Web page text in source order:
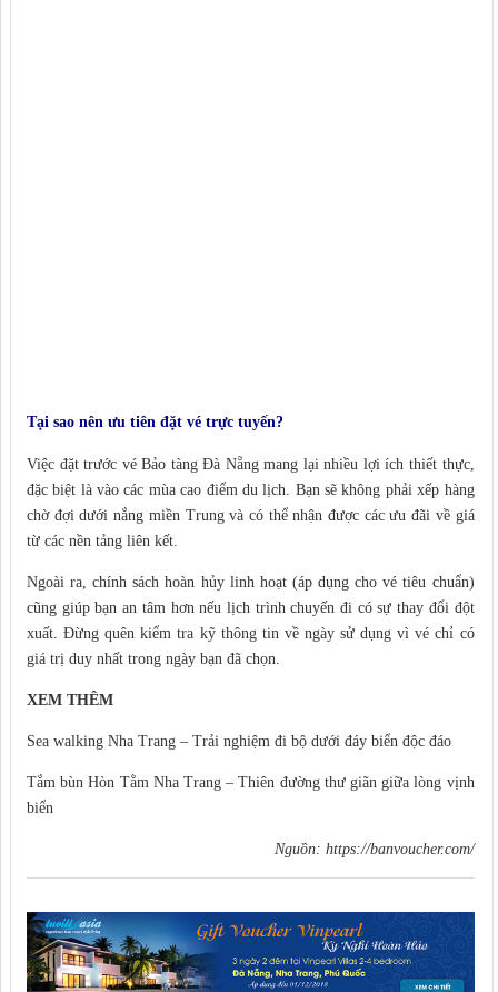
Tại sao nên ưu tiên đặt vé trực tuyến?
Việc đặt trước vé Bảo tàng Đà Nẵng mang lại nhiều lợi ích thiết thực,
đặc biệt là vào các mùa cao điểm du lịch. Bạn sẽ không phải xếp hàng
chờ đợi dưới nắng miền Trung và có thể nhận được các ưu đãi về giá
từ các nền tảng liên kết.
Ngoài ra, chính sách hoàn hủy linh hoạt (áp dụng cho vé tiêu chuẩn)
cũng giúp bạn an tâm hơn nếu lịch trình chuyến đi có sự thay đổi đột
xuất. Đừng quên kiểm tra kỹ thông tin về ngày sử dụng vì vé chỉ có
giá trị duy nhất trong ngày bạn đã chọn.
XEM THÊM
Sea walking Nha Trang – Trải nghiệm đi bộ dưới đáy biển độc đáo
Tắm bùn Hòn Tằm Nha Trang – Thiên đường thư giãn giữa lòng vịnh
biển
Nguồn: https://banvoucher.com/